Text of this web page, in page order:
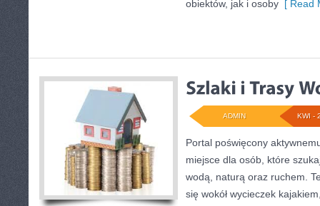
obiektów, jak i osoby [ Read
KWI -
ADMIN
Portal poświęcony
miejsce dla osób, które
wodą, naturą oraz ruchem.
się wokół wycieczek